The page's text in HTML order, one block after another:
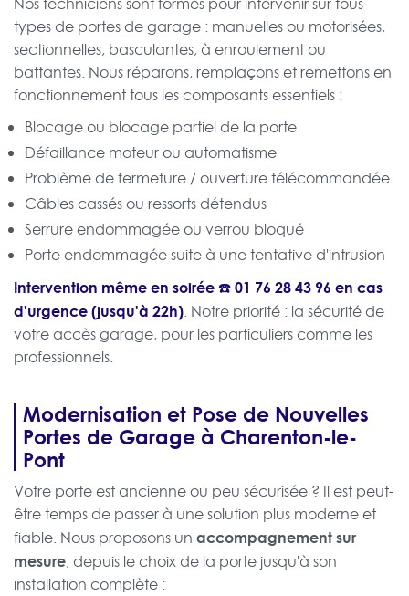
types de portes de garage : manuelles ou motorisées,
sectionnelles, basculantes, à enroulement ou
battantes. Nous réparons, remplaçons et remettons en
fonctionnement tous les composants essentiels :
Blocage ou blocage partiel de la porte
Défaillance moteur ou automatisme
Problème de fermeture / ouverture télécommandée
Câbles cassés ou ressorts détendus
Serrure endommagée ou verrou bloqué
Porte endommagée suite à une tentative d'intrusion
Intervention même en soirée ☎️01 76 28 43 96 en cas
d'urgence (jusqu'à 22h). Notre priorité : la sécurité de
votre accès garage, pour les particuliers comme les
professionnels.
Modernisation et Pose de Nouvelles
Portes de Garage à Charenton-le-
Pont
Votre porte est ancienne ou peu sécurisée ? Il est peut-
être temps de passer à une solution plus moderne et
fiable. Nous proposons un accompagnement sur
mesure, depuis le choix de la porte jusqu'à son
installation complète :